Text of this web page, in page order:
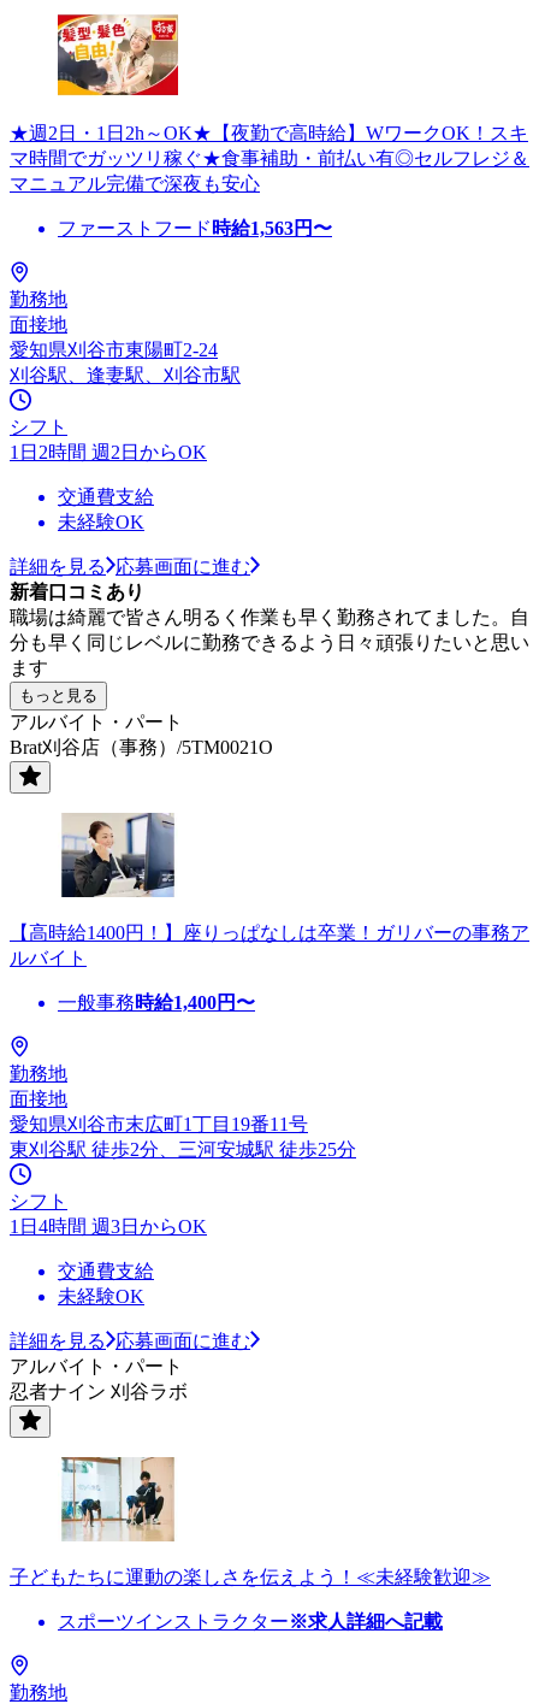
★週2日・1日2h～OK★【夜勤で高時給】WワークOK！スキ
マ時間でガッツリ稼ぐ★食事補助・前払い有◎セルフレジ＆
マニュアル完備で深夜も安心
ファーストフード 時給1,563円〜
勤務地
面接地
愛知県刈谷市東陽町2-24
刈谷駅、逢妻駅、刈谷市駅
シフト
1日2時間 週2日からOK
交通費支給
未経験OK
詳細を見る
応募画面に進む
新着口コミあり
職場は綺麗で皆さん明るく作業も早く勤務されてました。自
分も早く同じレベルに勤務できるよう日々頑張りたいと思い
ます
もっと見る
アルバイト・パート
Brat刈谷店（事務）/5TM0021O
【高時給1400円！】座りっぱなしは卒業！ガリバーの事務ア
ルバイト
一般事務時給1,400円〜
勤務地
面接地
愛知県刈谷市末広町1丁目19番11号
東刈谷駅 徒歩2分、三河安城駅 徒歩25分
シフト
1日4時間 週3日からOK
交通費支給
未経験OK
詳細を見る
応募画面に進む
アルバイト・パート
忍者ナイン 刈谷ラボ
子どもたちに運動の楽しさを伝えよう！≪未経験歓迎≫
スポーツインストラクター※求人詳細へ記載
勤務地